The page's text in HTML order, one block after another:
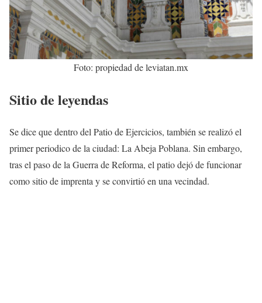
Foto: propiedad de leviatan.mx
Sitio de leyendas
Se dice que dentro del Patio de Ejercicios, también se realizó el
primer periodico de la ciudad: La Abeja Poblana. Sin embargo,
tras el paso de la Guerra de Reforma, el patio dejó de funcionar
como sitio de imprenta y se convirtió en una vecindad.